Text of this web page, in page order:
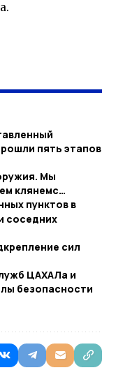
пять этапов
Мы
клянемс…​
пунктов в
соседних
сил
ЦАХАЛа и
безопасности